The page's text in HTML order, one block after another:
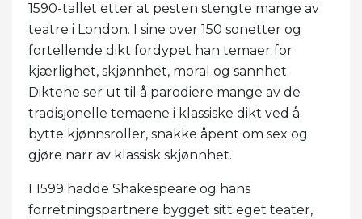
1590-tallet etter at pesten stengte mange av
teatre i London. I sine over 150 sonetter og
fortellende dikt fordypet han temaer for
kjærlighet, skjønnhet, moral og sannhet.
Diktene ser ut til å parodiere mange av de
tradisjonelle temaene i klassiske dikt ved å
bytte kjønnsroller, snakke åpent om sex og
gjøre narr av klassisk skjønnhet.
I 1599 hadde Shakespeare og hans
forretningspartnere bygget sitt eget teater,